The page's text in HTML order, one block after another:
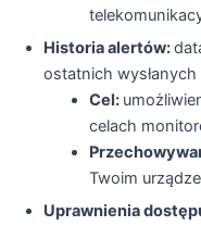
Historia alertów:
ostatnich wysłanych
Cel:
celach
Twoim
Uprawnienia